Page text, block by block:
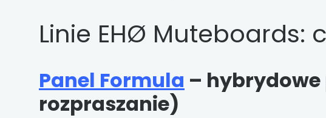
Linie EHØ Muteboards:
Panel Formula – hybrydowe
rozpraszanie)